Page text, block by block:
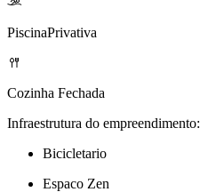
PiscinaPrivativa
Cozinha Fechada
Infraestrutura do empreendimento:
Bicicletario
Espaco Zen